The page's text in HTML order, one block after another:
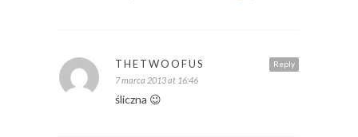
Reply
THETWOOFUS
7 marca 2013 at 16:46
śliczna 😉